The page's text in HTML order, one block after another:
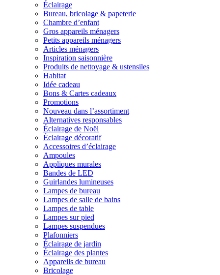
Éclairage
Bureau, bricolage & papeterie
Chambre d’enfant
Gros appareils ménagers
Petits appareils ménagers
Articles ménagers
Inspiration saisonnière
Produits de nettoyage & ustensiles
Habitat
Idée cadeau
Bons & Cartes cadeaux
Promotions
Nouveau dans l’assortiment
Alternatives responsables
Éclairage de Noël
Éclairage décoratif
Accessoires d’éclairage
Ampoules
Appliques murales
Bandes de LED
Guirlandes lumineuses
Lampes de bureau
Lampes de salle de bains
Lampes de table
Lampes sur pied
Lampes suspendues
Plafonniers
Éclairage de jardin
Éclairage des plantes
Appareils de bureau
Bricolage